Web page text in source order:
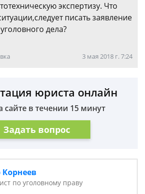
экспертизу. Что
писать заявление
дела?
3 мая 2018 г. 7:24
юриста онлайн
сайте в течении 15 минут
Задать вопрос
по уголовному праву